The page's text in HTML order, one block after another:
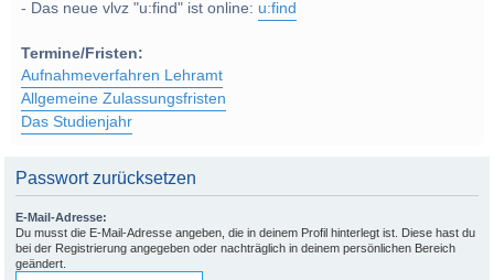
- Das neue vlvz "u:find" ist online: u:find
Termine/Fristen:
Aufnahmeverfahren Lehramt
Allgemeine Zulassungsfristen
Das Studienjahr
Passwort zurücksetzen
E-Mail-Adresse:
Du musst die E-Mail-Adresse angeben, die in deinem Profil hinterlegt ist. Diese hast du
bei der Registrierung angegeben oder nachträglich in deinem persönlichen Bereich
geändert.